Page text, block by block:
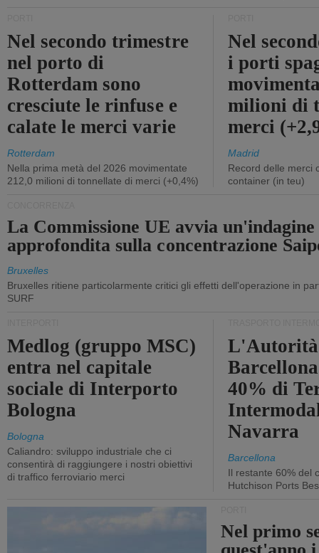
Nel secondo trimestre
nel porto di
Rotterdam sono
cresciute le rinfuse e
calate le merci varie
Rotterdam
Nella prima metà del 2026 movimentate
212,0 milioni di tonnellate di merci (+0,4%)
Nel
i porti
milioni di
merci
Madrid
Record delle merci
container (in teu)
La Commissione UE avvia un'indagine
approfondita sulla concentrazione
Bruxelles
Bruxelles ritiene particolarmente critici gli effetti dell'operazione in
SURF
Medlog (gruppo MSC)
entra nel capitale
sociale di Interporto
Bologna
Bologna
Caliandro: sviluppo industriale che ci
consentirà di raggiungere i nostri obiettivi
di traffico ferroviario merci
40% di
Navarra
Barcellona
Il restante 60% del
Hutchison Ports
Nel primo